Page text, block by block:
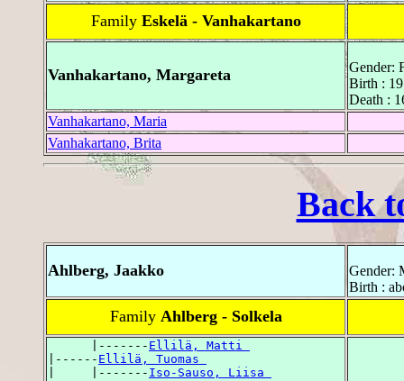
Family Eskelä - Vanhakartano
Vanhakartano, Margareta
Gender:
Birth :
Death :
Vanhakartano, Maria
Vanhakartano, Brita
Back
Ahlberg, Jaakko
Gender:
Birth :
Family Ahlberg - Solkela
      |-------
Ellilä, Matti
|------ Ellilä, Tuomas
|     |------- Iso-Sauso, Liisa